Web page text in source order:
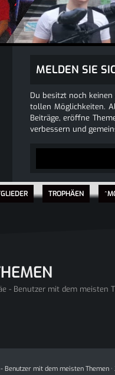
MELDEN SIE
Du besitzt noch
tollen Möglichkeiten.
Beiträge, eröffne
verbessern und
TROPHÄEN
- Benutzer mit dem meisten
Benutzer mit dem meisten Themen